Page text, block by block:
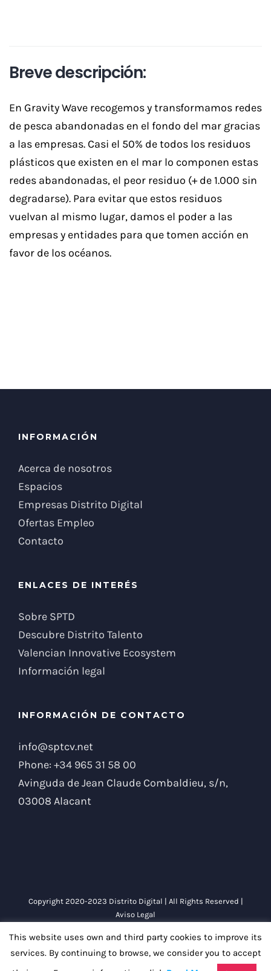
Breve descripción:
En Gravity Wave recogemos y transformamos redes
de pesca abandonadas en el fondo del mar gracias
a las empresas. Casi el 50% de todos los residuos
plásticos que existen en el mar lo componen estas
redes abandonadas, el peor residuo (+ de 1.000 sin
degradarse). Para evitar que estos residuos
vuelvan al mismo lugar, damos el poder a las
empresas y entidades para que tomen acción en
favor de los océanos.
INFORMACIÓN
Acerca de nosotros
Espacios
Empresas Distrito Digital
Ofertas Empleo
Contacto
ENLACES DE INTERÉS
Sobre SPTD
Descubre Distrito Talento
Valencian Innovative Ecosystem
Información legal
INFORMACIÓN DE CONTACTO
info@sptcv.net
Phone: +34 965 31 58 00
Avinguda de Jean Claude Combaldieu, s/n,
03008 Alacant
Copyright 2020-2023 Distrito Digital | All Rights Reserved |
Aviso Legal
FacebookInstagramLinkedInTwitterYouTube
This website uses own and third party cookies to improve its
services. By continuing to browse, we consider you to accept